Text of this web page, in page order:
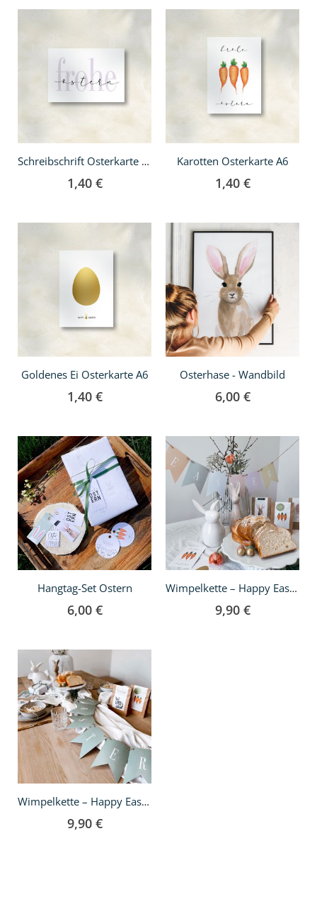
Schreibschrift Osterkarte A6
1,40 €
Karotten Osterkarte A6
1,40 €
Goldenes Ei Osterkarte A6
1,40 €
Osterhase - Wandbild
6,00 €
Hangtag-Set Ostern
6,00 €
In
den
Warenkorb
Wimpelkette – Happy Easter – Bunt
9,90 €
den
Warenkorb
Wimpelkette – Happy Easter – Grün
9,90 €
den
Warenkorb